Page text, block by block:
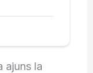
ajuns la